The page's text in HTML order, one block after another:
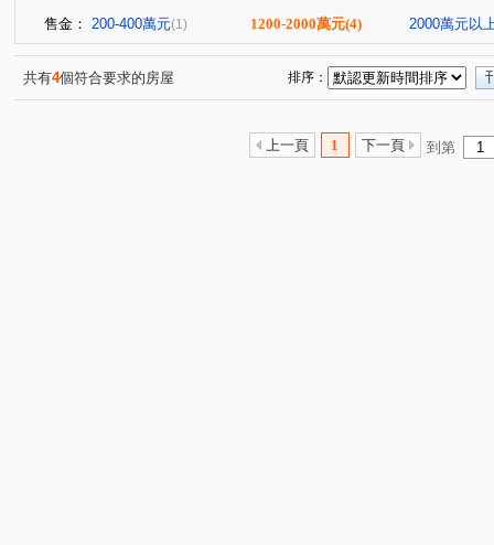
售金： 200-400萬元(1) 1200-2000萬元(4) 2000萬元以
共有4個符合要求的房屋 排序：
上一頁 1 下一頁 到第